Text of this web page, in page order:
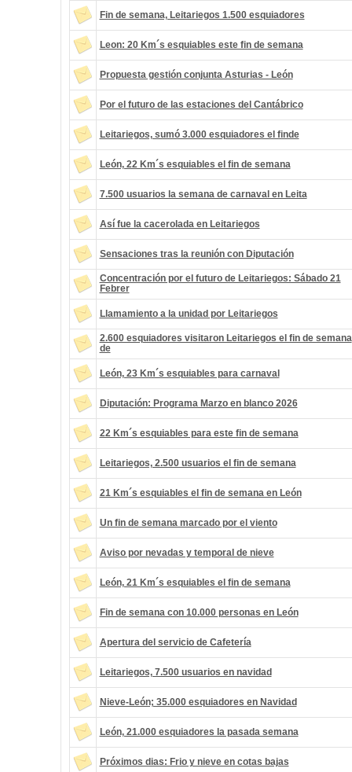
Fin de semana, Leitariegos 1.500 esquiadores
Leon: 20 Km´s esquiables este fin de semana
Propuesta gestión conjunta Asturias - León
Por el futuro de las estaciones del Cantábrico
Leitariegos, sumó 3.000 esquiadores el finde
León, 22 Km´s esquiables el fin de semana
7.500 usuarios la semana de carnaval en Leita
Así fue la cacerolada en Leitariegos
Sensaciones tras la reunión con Diputación
Concentración por el futuro de Leitariegos: Sábado 21
Febrer
Llamamiento a la unidad por Leitariegos
2.600 esquiadores visitaron Leitariegos el fin de semana
de
León, 23 Km´s esquiables para carnaval
Diputación: Programa Marzo en blanco 2026
22 Km´s esquiables para este fin de semana
Leitariegos, 2.500 usuarios el fin de semana
21 Km´s esquiables el fin de semana en León
Un fin de semana marcado por el viento
Aviso por nevadas y temporal de nieve
León, 21 Km´s esquiables el fin de semana
Fin de semana con 10.000 personas en León
Apertura del servicio de Cafetería
Leitariegos, 7.500 usuarios en navidad
Nieve-León; 35.000 esquiadores en Navidad
León, 21.000 esquiadores la pasada semana
Próximos dias: Frio y nieve en cotas bajas